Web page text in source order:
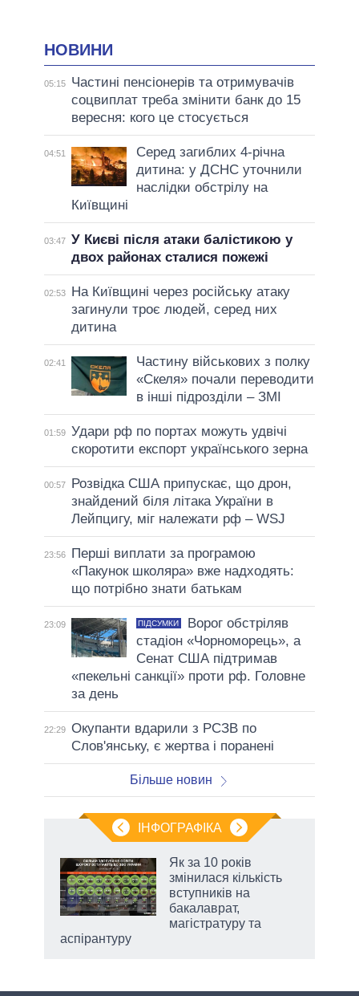
НОВИНИ
05:15
Частині пенсіонерів та отримувачів
соцвиплат треба змінити банк до 15
вересня: кого це стосується
04:51
Серед загиблих 4-річна
дитина: у ДСНС уточнили
наслідки обстрілу на
Київщині
03:47 У Києві після атаки балістикою у
двох районах сталися пожежі
02:53
На Київщині через російську атаку
загинули троє людей, серед них
дитина
02:41
Частину військових з полку
«Скеля» почали переводити
в інші підрозділи – ЗМІ
01:59 Удари рф по портах можуть удвічі
скоротити експорт українського зерна
00:57
Розвідка США припускає, що дрон,
знайдений біля літака України в
Лейпцигу, міг належати рф – WSJ
23:56
Перші виплати за програмою
«Пакунок школяра» вже надходять:
що потрібно знати батькам
23:09 ПІДСУМКИ
Ворог обстріляв
стадіон «Чорноморець», а
Сенат США підтримав
«пекельні санкції» проти рф. Головне
за день
22:29 Окупанти вдарили з РСЗВ по
Слов'янську, є жертва і поранені
Більше новин
ІНФОГРАФІКА
Як за 10 років
змінилася кількість
вступників на
бакалаврат,
магістратуру та
аспірантуру